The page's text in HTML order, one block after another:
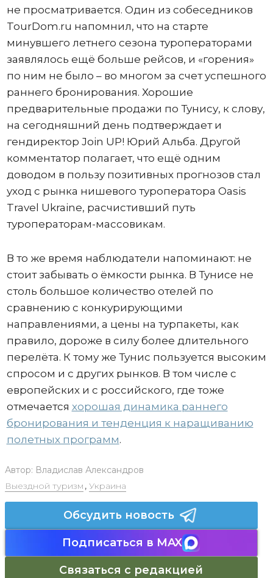
не просматривается. Один из собеседников
TourDom.ru напомнил, что на старте
минувшего летнего сезона туроператорами
заявлялось ещё больше рейсов, и «горения»
по ним не было – во многом за счет успешного
раннего бронирования. Хорошие
предварительные продажи по Тунису, к слову,
на сегодняшний день подтверждает и
гендиректор Join UP! Юрий Альба. Другой
комментатор полагает, что ещё одним
доводом в пользу позитивных прогнозов стал
уход с рынка нишевого туроператора Oasis
Travel Ukraine, расчистивший путь
туроператорам-массовикам.
В то же время наблюдатели напоминают: не
стоит забывать о ёмкости рынка. В Тунисе не
столь большое количество отелей по
сравнению с конкурирующими
направлениями, а цены на турпакеты, как
правило, дороже в силу более длительного
перелёта. К тому же Тунис пользуется высоким
спросом и с других рынков. В том числе с
европейских и с российского, где тоже
отмечается хорошая динамика раннего
бронирования и тенденция к наращиванию
полетных программ.
Автор: Владислав Александров
Выездной туризм , Украина
Обсудить новость
Подписаться в MAX
Связаться с редакцией